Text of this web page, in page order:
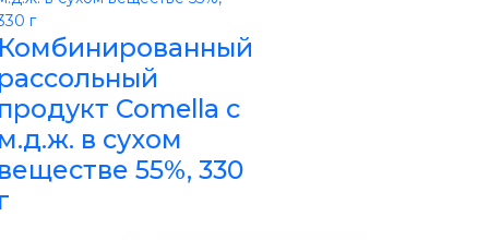
Comella с
в сухом
55%, 330